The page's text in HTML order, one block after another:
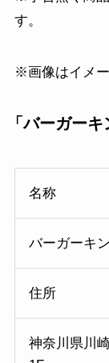
す。
※画像はイメー
「バーガー
名称
バーガーキ
住所
神奈川県川